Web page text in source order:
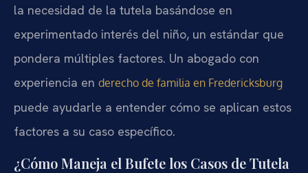
la necesidad de la tutela basándose en
experimentado interés del niño, un estándar que
pondera múltiples factores. Un abogado con
experiencia en derecho de familia en Fredericksburg
puede ayudarle a entender cómo se aplican estos
factores a su caso específico.
¿Cómo Maneja el Bufete los Casos de Tutela